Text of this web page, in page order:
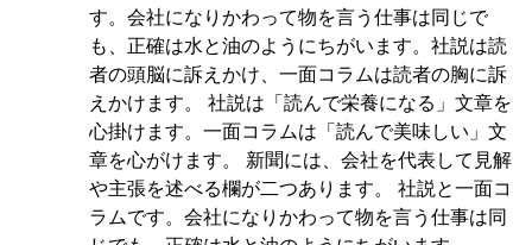
す。会社になりかわって物を言う仕事は同じで
も、正確は水と油のようにちがいます。社説は読
者の頭脳に訴えかけ、一面コラムは読者の胸に訴
えかけます。 社説は「読んで栄養になる」文章を
心掛けます。一面コラムは「読んで美味しい」文
章を心がけます。 新聞には、会社を代表して見解
や主張を述べる欄が二つあります。 社説と一面コ
ラムです。会社になりかわって物を言う仕事は同